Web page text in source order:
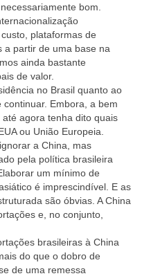
bom.
plataformas de
a partir de uma base na
ainda bastante
de valor.
no Brasil quanto ao
Embora, a bem
agora tenha dito quais
ou União Europeia.
a China, mas
pela política brasileira
um mínimo de
é imprescindível. E as
são óbvias. A China
e, no conjunto,
brasileiras à China
do que o dobro de
de uma remessa